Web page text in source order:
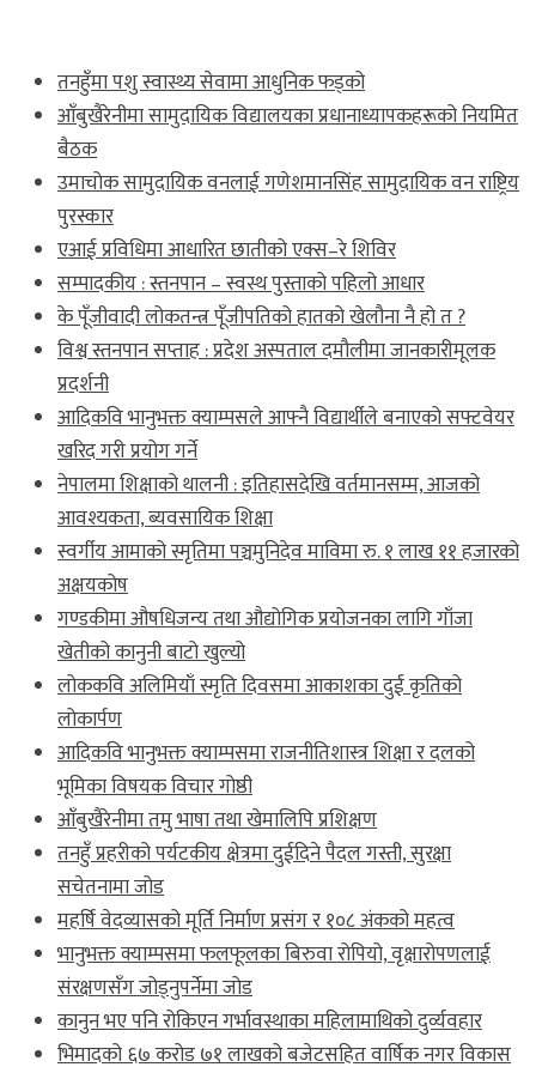
तनहुँमा पशु स्वास्थ्य सेवामा आधुनिक फड्को
आँबुखैरेनीमा सामुदायिक विद्यालयका प्रधानाध्यापकहरूको नियमित
बैठक
उमाचोक सामुदायिक वनलाई गणेशमानसिंह सामुदायिक वन राष्ट्रिय
पुरस्कार
एआई प्रविधिमा आधारित छातीको एक्स–रे शिविर
सम्पादकीय : स्तनपान – स्वस्थ पुस्ताको पहिलो आधार
के पूँजीवादी लोकतन्त्र पूँजीपतिको हातको खेलौना नै हो त ?
विश्व स्तनपान सप्ताह : प्रदेश अस्पताल दमौलीमा जानकारीमूलक
प्रदर्शनी
आदिकवि भानुभक्त क्याम्पसले आफ्नै विद्यार्थीले बनाएको सफ्टवेयर
खरिद गरी प्रयोग गर्ने
नेपालमा शिक्षाको थालनी : इतिहासदेखि वर्तमानसम्म, आजको
आवश्यकता, ब्यवसायिक शिक्षा
स्वर्गीय आमाको स्मृतिमा पञ्चमुनिदेव माविमा रु. १ लाख ११ हजारको
अक्षयकोष
गण्डकीमा औषधिजन्य तथा औद्योगिक प्रयोजनका लागि गाँजा
खेतीको कानुनी बाटो खुल्यो
लोककवि अलिमियाँ स्मृति दिवसमा आकाशका दुई कृतिको
लोकार्पण
आदिकवि भानुभक्त क्याम्पसमा राजनीतिशास्त्र शिक्षा र दलको
भूमिका विषयक विचार गोष्ठी
आँबुखैरेनीमा तमु भाषा तथा खेमालिपि प्रशिक्षण
तनहुँ प्रहरीको पर्यटकीय क्षेत्रमा दुईदिने पैदल गस्ती, सुरक्षा
सचेतनामा जोड
महर्षि वेदव्यासको मूर्ति निर्माण प्रसंग र १०८ अंकको महत्व
भानुभक्त क्याम्पसमा फलफूलका बिरुवा रोपियो, वृक्षारोपणलाई
संरक्षणसँग जोड्नुपर्नेमा जोड
कानुन भए पनि रोकिएन गर्भावस्थाका महिलामाथिको दुर्व्यवहार
भिमादको ६७ करोड ७१ लाखको बजेटसहित वार्षिक नगर विकास